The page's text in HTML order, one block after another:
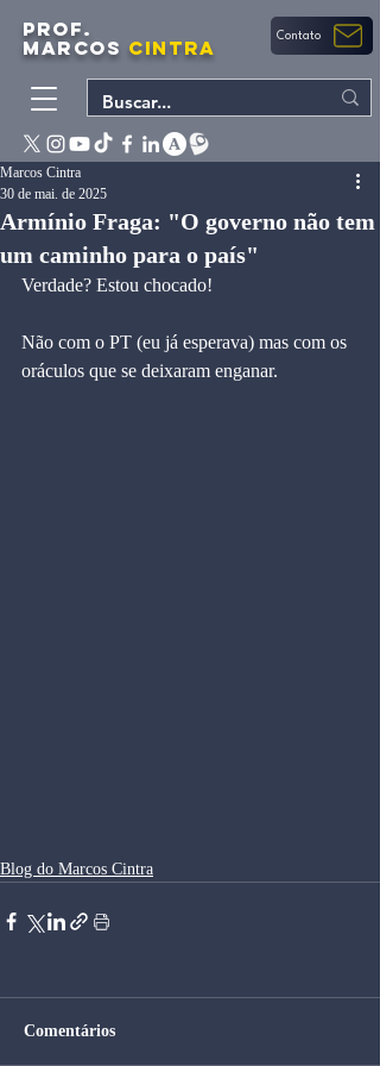
PROF.
MARCOS CINTRA Contato
Armínio Fraga: "O governo não tem
um caminho para o país"
Marcos Cintra
30 de mai. de 2025
Verdade? Estou chocado!
Não com o PT (eu já esperava) mas com os
oráculos que se deixaram enganar.
Blog do Marcos Cintra
Comentários